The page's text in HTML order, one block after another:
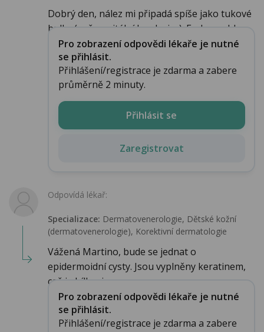
Dobrý den, nález mi připadá spíše jako tukové
bulky (než genitální bradavice). Ev. by mohl...
Pro zobrazení odpovědi lékaře je nutné
se přihlásit.
Přihlášení/registrace je zdarma a zabere
průměrně 2 minuty.
Přihlásit se
Zaregistrovat
Odpovídá lékař:
Specializace: Dermatovenerologie, Dětské kožní
(dermatovenerologie), Korektivní dermatologie
Vážená Martino, bude se jednat o
epidermoidní cysty. Jsou vyplněny keratinem,
což je bílkovin...
Pro zobrazení odpovědi lékaře je nutné
se přihlásit.
Přihlášení/registrace je zdarma a zabere